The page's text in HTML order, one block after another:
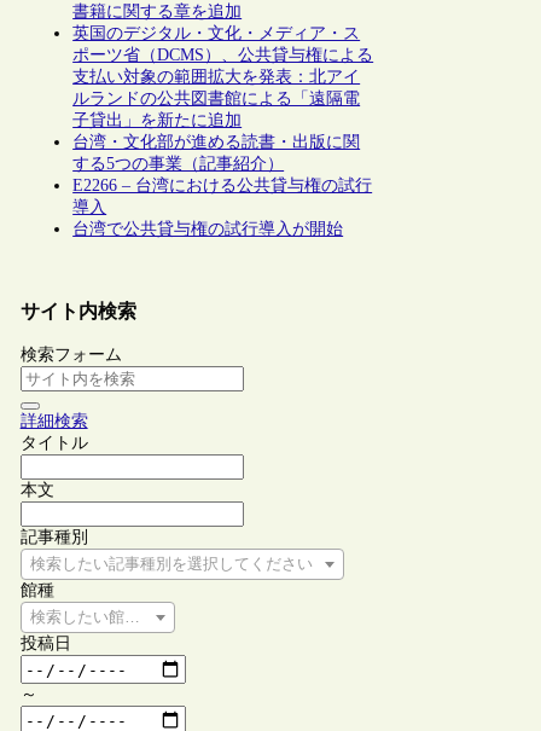
書籍に関する章を追加
英国のデジタル・文化・メディア・ス
ポーツ省（DCMS）、公共貸与権による
支払い対象の範囲拡大を発表：北アイ
ルランドの公共図書館による「遠隔電
子貸出」を新たに追加
台湾・文化部が進める読書・出版に関
する5つの事業（記事紹介）
E2266 – 台湾における公共貸与権の試行
導入
台湾で公共貸与権の試行導入が開始
サイト内検索
検索フォーム
詳細検索
タイトル
本文
記事種別
検索したい記事種別を選択してください
館種
検索したい館種を選択してください
投稿日
～